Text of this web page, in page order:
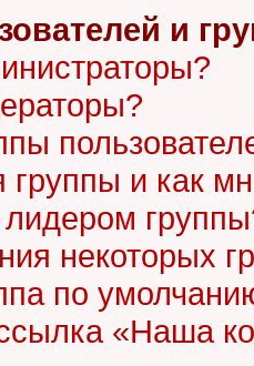
и
группы и как
лидером
некоторых
по
«Наша